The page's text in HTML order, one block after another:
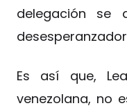
delegación se
Es así que,
venezolana, no